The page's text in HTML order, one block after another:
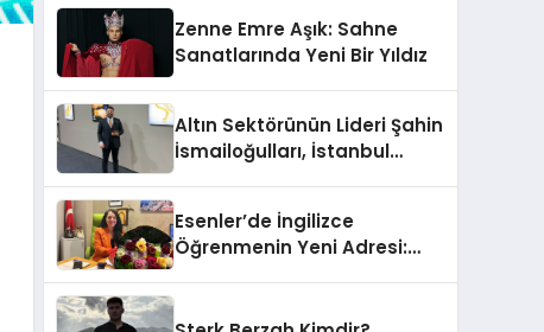
Zenne Emre Aşık: Sahne
Sanatlarında Yeni Bir Yıldız
Altın Sektörünün Lideri Şahin
İsmailoğulları, İstanbul
Esenler’de İngilizce
Öğrenmenin Yeni Adresi: